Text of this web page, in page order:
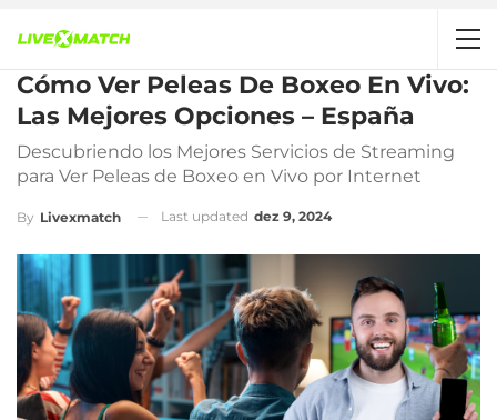
Cómo Ver Peleas De Boxeo En Vivo:
Las Mejores Opciones – España
Descubriendo los Mejores Servicios de Streaming
para Ver Peleas de Boxeo en Vivo por Internet
By Livexmatch Last updated dez 9, 2024